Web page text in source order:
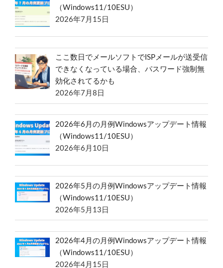
（Windows11/10ESU）
2026年7月15日
ここ数日でメールソフトでISPメールが送受信
できなくなっている場合、パスワード強制無
効化されてるかも
2026年7月8日
2026年6月の月例Windowsアップデート情報
（Windows11/10ESU）
2026年6月10日
2026年5月の月例Windowsアップデート情報
（Windows11/10ESU）
2026年5月13日
2026年4月の月例Windowsアップデート情報
（Windows11/10ESU）
2026年4月15日